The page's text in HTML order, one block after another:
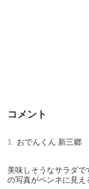
コメント
1 おでんくん 新三郷
美味しそうなサラダ
の写真がペンネに見え